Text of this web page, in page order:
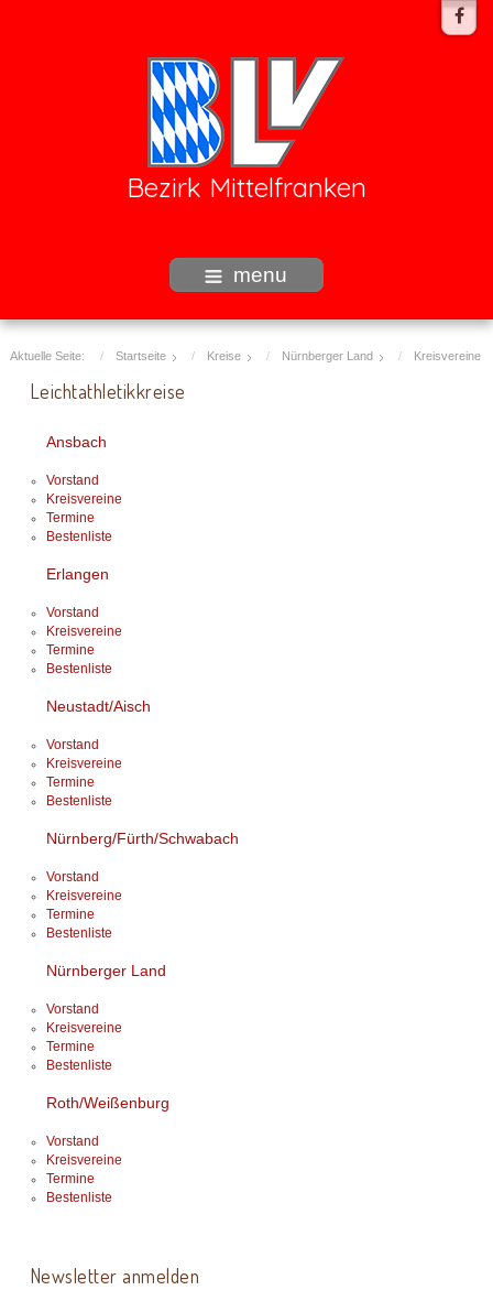
Bezirk Mittelfranken
menu
Aktuelle Seite: Startseite Kreise Nürnberger Land Kreisvereine
Leichtathletikkreise
Ansbach
Vorstand
Kreisvereine
Termine
Bestenliste
Erlangen
Vorstand
Kreisvereine
Termine
Bestenliste
Neustadt/Aisch
Vorstand
Kreisvereine
Termine
Bestenliste
Nürnberg/Fürth/Schwabach
Vorstand
Kreisvereine
Termine
Bestenliste
Nürnberger Land
Vorstand
Kreisvereine
Termine
Bestenliste
Roth/Weißenburg
Vorstand
Kreisvereine
Termine
Bestenliste
Newsletter anmelden